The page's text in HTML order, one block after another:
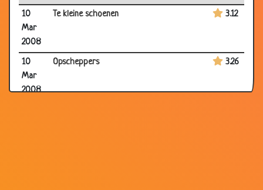
10
Mar
2008
Te kleine schoenen 3.12
10
Mar
2008
Opscheppers 3.26